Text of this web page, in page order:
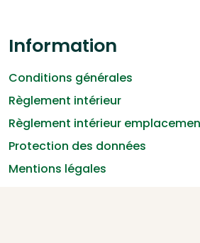
Information
Conditions générales
Règlement intérieur
Règlement intérieur
Protection des données
Mentions légales